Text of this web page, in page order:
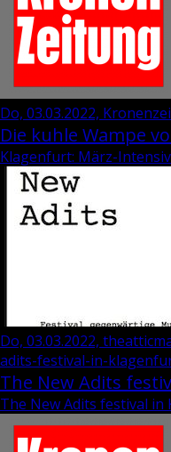
Do, 03.03.2022,
Die kuhle Wampe
Klagenfurt: März-
Do, 03.03.2022,
adits-festival-in-
The New Adits
The New Adits festival